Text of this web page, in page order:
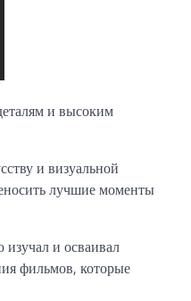
и высоким
и визуальной
лучшие моменты
и осваивал
фильмов, которые